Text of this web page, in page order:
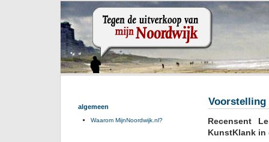
Voorstelling
Recensent
KunstKlank
algemeen
Waarom MijnNoordwijk.nl?